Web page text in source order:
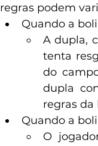
regras podem
Quando a
A dupla,
tenta
do
dupla
regras da
Quando a
O